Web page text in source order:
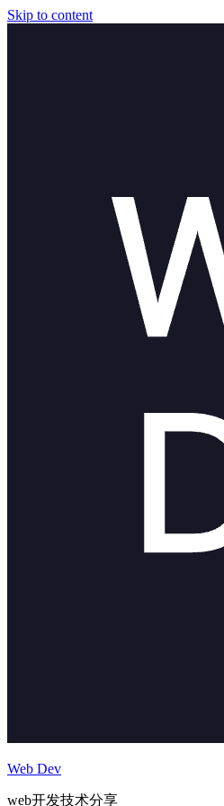
Skip to content
Web Dev
web开发技术分享